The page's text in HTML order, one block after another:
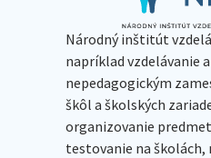
Národný inštitút
napríklad vzdelávanie
nepedagogickým
škôl a školských
organizovanie
testovanie na školách,